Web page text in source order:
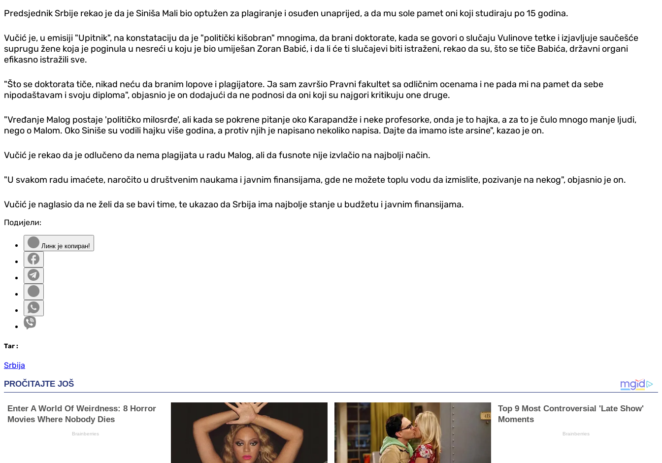
Predsjednik Srbije rekao je da je Siniša Mali bio optužen za plagiranje i osuđen unaprijed, a da mu sole pamet oni koji studiraju po 15 godina.
Vučić je, u emisiji "Upitnik", na konstataciju da je "politički kišobran" mnogima, da brani doktorate, kada se govori o slučaju Vulinove tetke i izjavljuje saučešće
suprugu žene koja je poginula u nesreći u koju je bio umiješan Zoran Babić, i da li će ti slučajevi biti istraženi, rekao da su, što se tiče Babića, državni organi
efikasno istražili sve.
"Što se doktorata tiče, nikad neću da branim lopove i plagijatore. Ja sam završio Pravni fakultet sa odličnim ocenama i ne pada mi na pamet da sebe
nipodaštavam i svoju diploma", objasnio je on dodajući da ne podnosi da oni koji su najgori kritikuju one druge.
"Vređanje Malog postaje 'političko milosrđe', ali kada se pokrene pitanje oko Karapandže i neke profesorke, onda je to hajka, a za to je čulo mnogo manje ljudi,
nego o Malom. Oko Siniše su vodili hajku više godina, a protiv njih je napisano nekoliko napisa. Dajte da imamo iste arsine", kazao je on.
Vučić je rekao da je odlučeno da nema plagijata u radu Malog, ali da fusnote nije izvlačio na najbolji način.
"U svakom radu imaćete, naročito u društvenim naukama i javnim finansijama, gde ne možete toplu vodu da izmislite, pozivanje na nekog", objasnio je on.
Vučić je naglasio da ne želi da se bavi time, te ukazao da Srbija ima najbolje stanje u budžetu i javnim finansijama.
Подијели:
Линк је копиран!
Таг :
Srbija